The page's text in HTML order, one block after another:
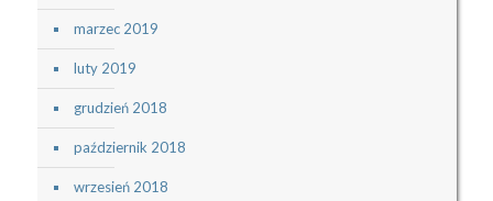
marzec 2019
luty 2019
grudzień 2018
październik 2018
wrzesień 2018